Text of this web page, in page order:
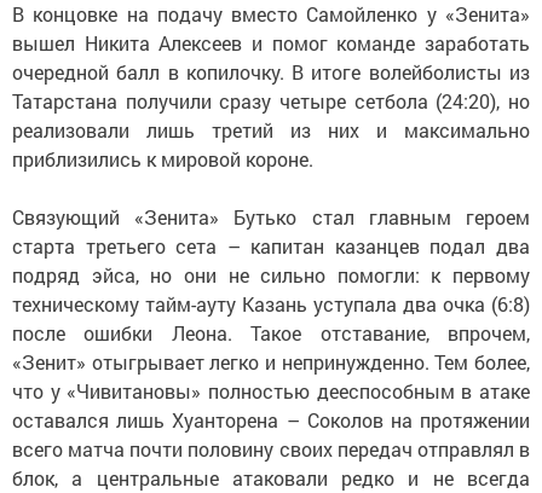
В концовке на подачу вместо Самойленко у «Зенита»
вышел Никита Алексеев и помог команде заработать
очередной балл в копилочку. В итоге волейболисты из
Татарстана получили сразу четыре сетбола (24:20), но
реализовали лишь третий из них и максимально
приблизились к мировой короне.
Связующий «Зенита» Бутько стал главным героем
старта третьего сета – капитан казанцев подал два
подряд эйса, но они не сильно помогли: к первому
техническому тайм-ауту Казань уступала два очка (6:8)
после ошибки Леона. Такое отставание, впрочем,
«Зенит» отыгрывает легко и непринужденно. Тем более,
что у «Чивитановы» полностью дееспособным в атаке
оставался лишь Хуанторена – Соколов на протяжении
всего матча почти половину своих передач отправлял в
блок, а центральные атаковали редко и не всегда